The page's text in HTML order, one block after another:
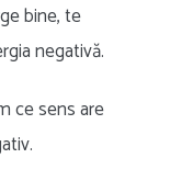
bine, te
negativă.
ce sens are